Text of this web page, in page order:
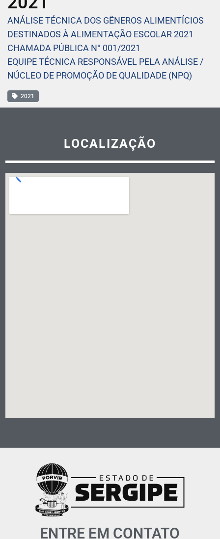
ANÁLISE TÉCNICA DOS GÊNEROS ALIMENTÍCIOS
DESTINADOS À ALIMENTAÇÃO ESCOLAR 2021
CHAMADA PÚBLICA N° 001/2021
EQUIPE TÉCNICA RESPONSÁVEL PELA ANÁLISE /
NÚCLEO DE PROMOÇÃO DE QUALIDADE (NPQ)
2021
LOCALIZAÇÃO
ENTRE EM CONTATO